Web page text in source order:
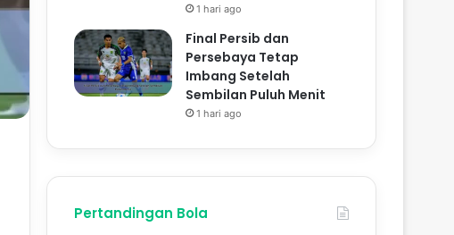
1 hari ago
Final Persib dan
Persebaya Tetap
Imbang Setelah
Sembilan Puluh Menit
1 hari ago
Pertandingan Bola